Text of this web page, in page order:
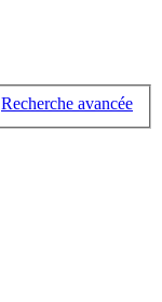
Recherche avancée